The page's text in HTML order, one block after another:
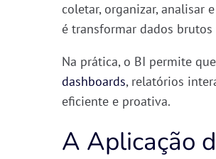
coletar, organizar, analisar
é transformar dados brutos
Na prática, o BI permite
dashboards, relatórios
eficiente e proativa.
A Aplicação